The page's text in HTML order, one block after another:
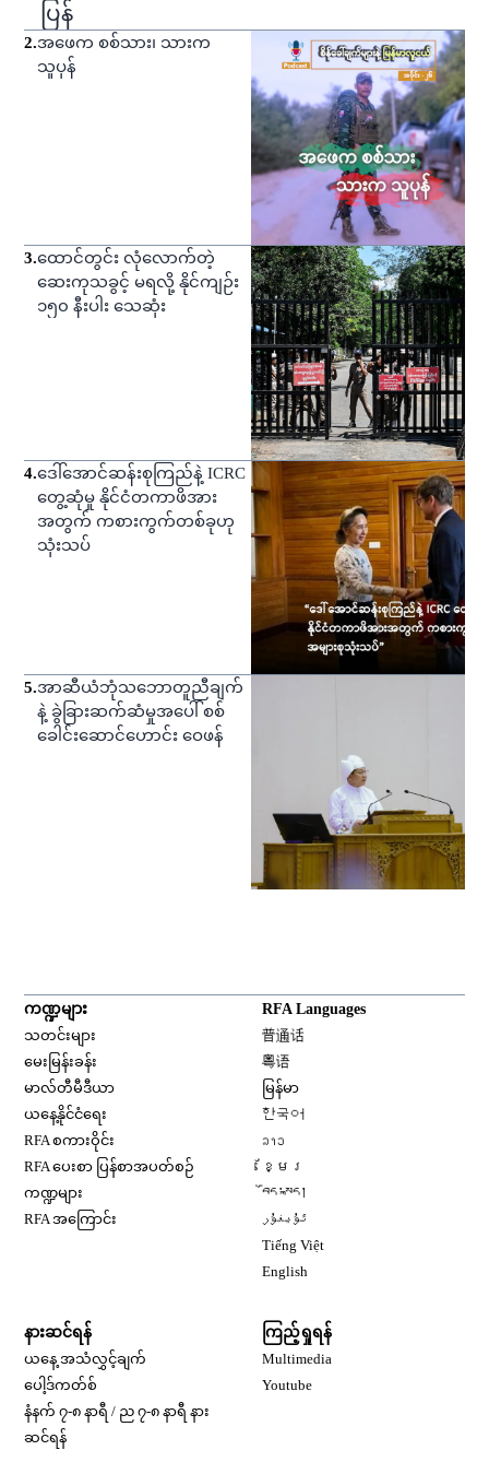
ပြန်
2.အဖေက စစ်သား၊ သားက
သူပုန်
3.ထောင်တွင်း လုံလောက်တဲ့
ဆေးကုသခွင့် မရလို့ နိုင်ကျဉ်း
၁၅၀ နီးပါး သေဆုံး
4.ဒေါ်အောင်ဆန်းစုကြည်နဲ့ ICRC
တွေ့ဆုံမှု နိုင်ငံတကာဖိအား
အတွက် ကစားကွက်တစ်ခုဟု
သုံးသပ်
5.အာဆီယံဘုံသဘောတူညီချက်
နဲ့ ခွဲခြားဆက်ဆံမှုအပေါ် စစ်
ခေါင်းဆောင်ဟောင်း ဝေဖန်
ကဏ္ဍများ
သတင်းများ
မေးမြန်းခန်း
မာလ်တီမီဒီယာ
ယနေ့နိုင်ငံရေး
RFA စကားဝိုင်း
RFA ပေးစာ ပြန်စာအပတ်စဉ်
ကဏ္ဍများ
RFA အကြောင်း
RFA Languages
普通话
粤语
မြန်မာ
한국어
ລາວ
ខ្មែរ
བོད་སྐད།
ئۇيغۇر
Tiếng Việt
English
နားဆင်ရန်
ယနေ့ အသံလွှင့်ချက်
ပေါ့ဒ်ကတ်စ်
နံနက် ၇-၈ နာရီ / ည ၇-၈ နာရီ နား
ဆင်ရန်
ကြည့်ရှုရန်
Multimedia
Youtube